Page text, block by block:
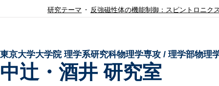
研究テーマ 反強磁性体の機能制御：スピントロニク
東京大学大学院 ​理学系研究科物理学専攻 / 理学部物理
中辻・酒井 研究室